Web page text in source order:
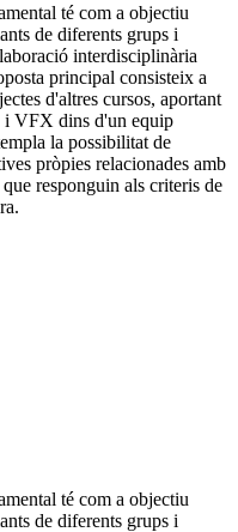
té com a objectiu
de diferents grups i
interdisciplinària
principal consisteix a
d'altres cursos, aportant
i VFX dins d'un equip
la possibilitat de
pròpies relacionades amb
responguin als criteris de
té com a objectiu
de diferents grups i